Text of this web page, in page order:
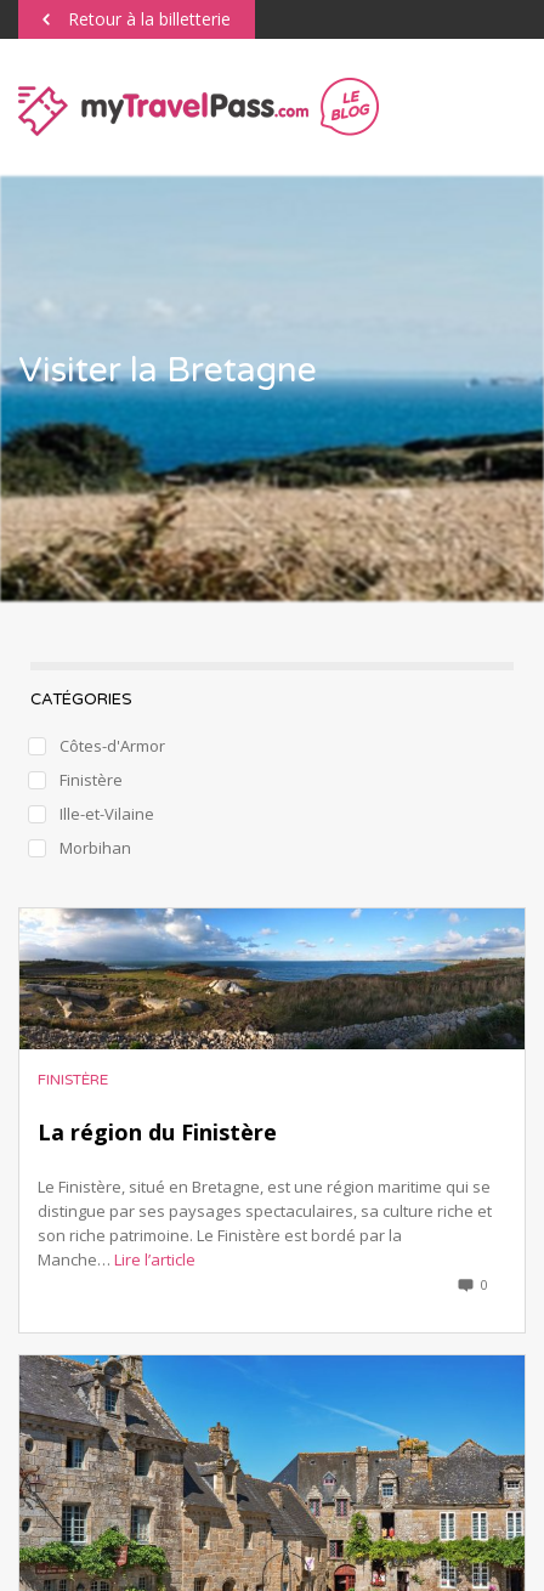
Retour à la billetterie
Visiter la Bretagne
CATÉGORIES
Côtes-d'Armor
Finistère
Ille-et-Vilaine
Morbihan
FINISTÈRE
La région du Finistère
Le Finistère, situé en Bretagne, est une région maritime qui se
distingue par ses paysages spectaculaires, sa culture riche et
son riche patrimoine. Le Finistère est bordé par la
Manche… Lire l’article
0